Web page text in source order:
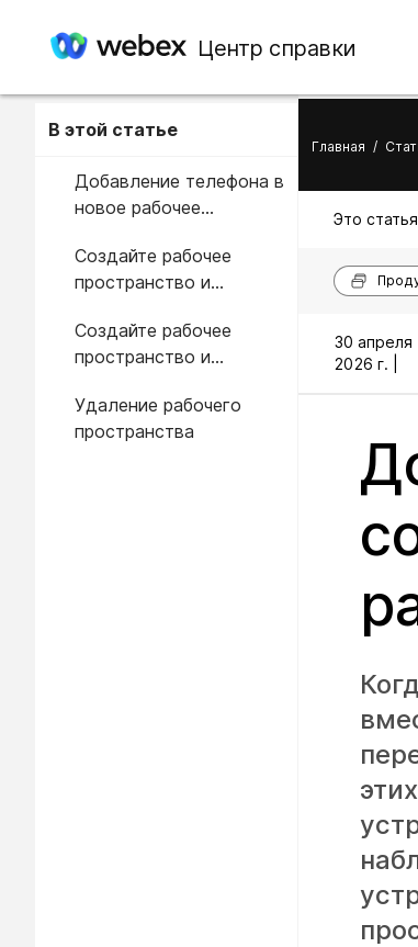
Центр справки
В этой статье
Добавление телефона в
новое рабочее
Создайте рабочее
пространство и
устройств серий Board,
Desk и Room.
Создайте рабочее
пространство и
Webex Share
Удаление рабочего
пространства
Главная /
Это
30 апреля
2026 г. |